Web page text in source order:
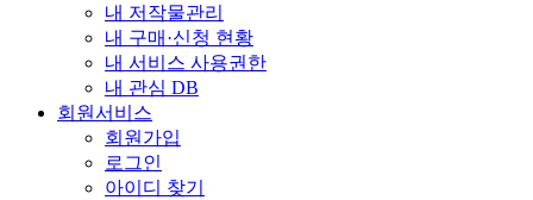
내 저작물관리
내 구매·신청 현황
내 서비스 사용권한
내 관심 DB
회원서비스
회원가입
로그인
아이디 찾기